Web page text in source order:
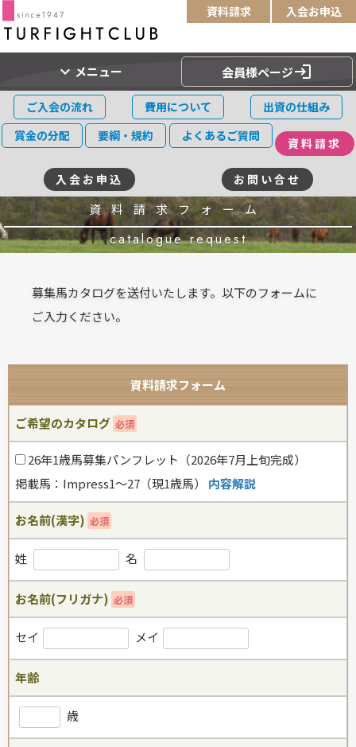
資料請求 入会お申込
expand_more メニュー 会員様ページlogin
ご入会の流れ 費用について
出資の仕組み
賞金の分配
要綱・規約 よくあるご質問 資料請求
入会お申込 お問い合せ
資料請求フォーム
catalogue request
募集馬カタログを送付いたします。以下のフォームに
ご入力ください。
資料請求フォーム
ご希望のカタログ 必須
26年1歳馬募集パンフレット（2026年7月上旬完成）
掲載馬：Impress1～27（現1歳馬）
内容解説
お名前(漢字) 必須
姓 名
お名前(フリガナ) 必須
セイ メイ
年齢
歳